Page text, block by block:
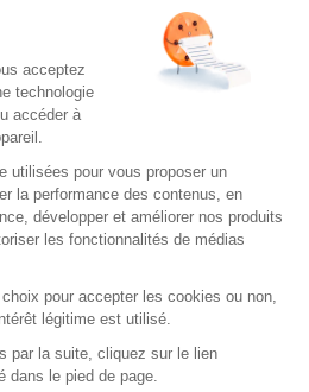
louper ? Êtes-vous plutôt séries
culturelles ou débats politiques
de télé-réalité ? Pour
rien de plus simple :
quizz gratuits et ludiques sur le
vos connaissances depuis
quizz
gratuits pour s'amuser et se cultiver
Tous droits réservés.
acceptez
technologie
accéder à
utilisées pour vous proposer un
la performance des contenus, en
développer et améliorer nos produits
les fonctionnalités de médias
pour accepter les cookies ou non,
légitime est utilisé.
par la suite, cliquez sur le lien
dans le pied de page.